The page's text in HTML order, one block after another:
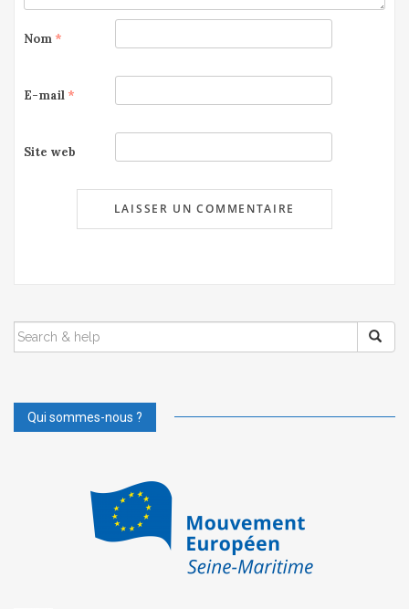
Nom *
E-mail *
Site web
SEARCH
FOR:
Qui sommes-nous ?